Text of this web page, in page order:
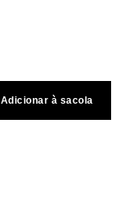
Adicionar à sacola